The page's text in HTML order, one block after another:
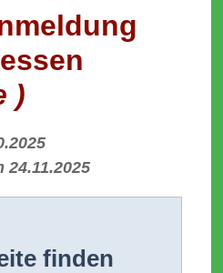
)
24.11.2025
finden